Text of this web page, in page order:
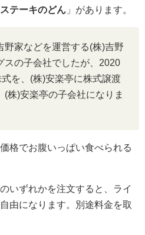
ステーキのどん 」があります。
野家などを運営する(株)吉野
スの子会社でしたが、2020
を、(株)安楽亭に株式譲渡
(株)安楽亭の子会社になりま
格でお腹いっぱい食べられる
いずれかを注文すると、ライ
由になります。別途料金を取